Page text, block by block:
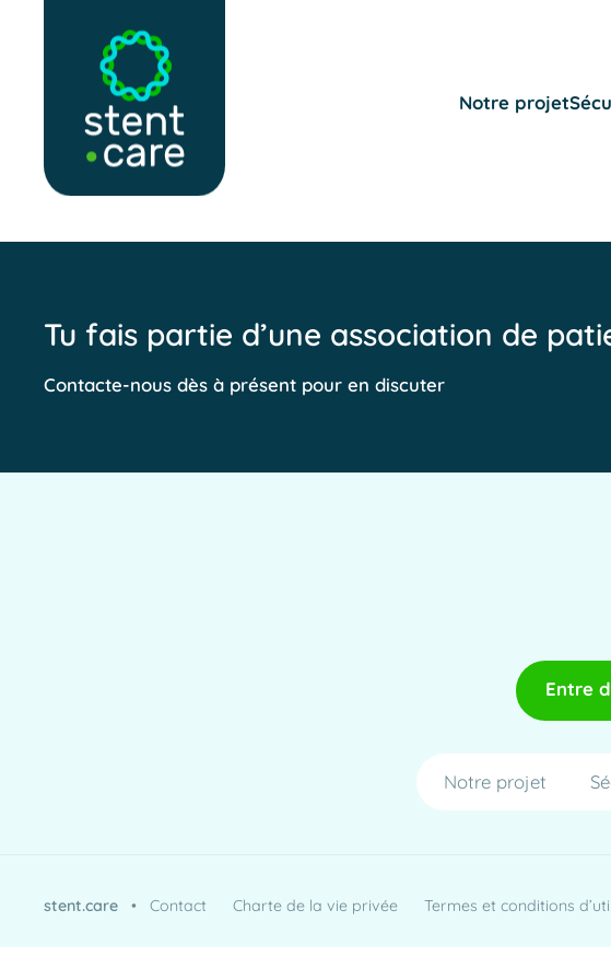
Notre projet
Tu fais partie d’une association de
Contacte-nous dès à présent pour en discuter
Entre
Notre projet
stent.care •Contact Charte de la vie privée Termes et conditions